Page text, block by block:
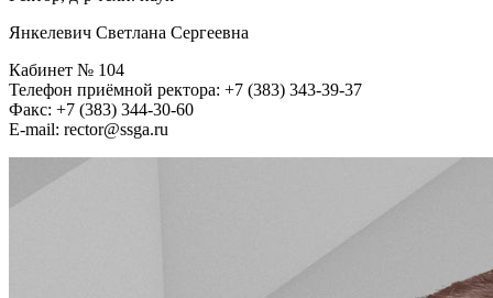
Янкелевич Светлана Сергеевна
Кабинет № 104
Телефон приёмной ректора: +7 (383) 343-39-37
Факс: +7 (383) 344-30-60
E-mail: rector@ssga.ru